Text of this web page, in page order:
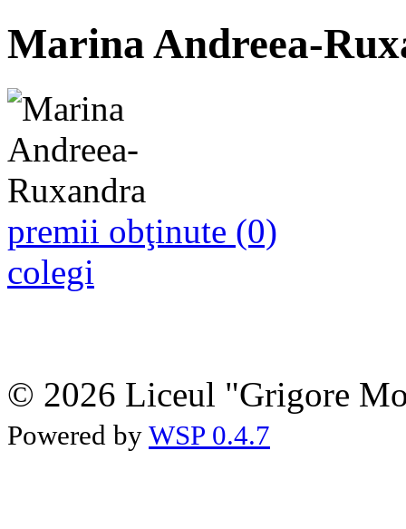
Marina Andreea-
premii obţinute (0)
colegi
© 2026 Liceul "Grigore
Powered by WSP 0.4.7